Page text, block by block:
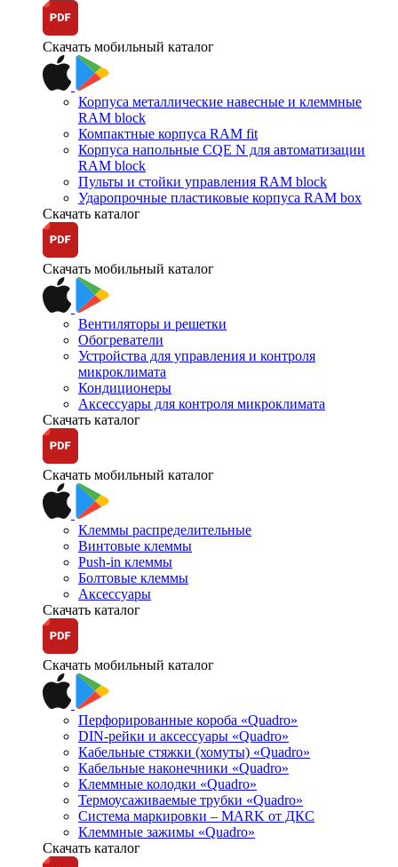
Скачать мобильный каталог
Корпуса металлические навесные и клеммные
RAM block
Компактные корпуса RAM fit
Корпуса напольные CQE N для автоматизации
RAM block
Пульты и стойки управления RAM block
Ударопрочные пластиковые корпуса RAM box
Скачать каталог
Скачать мобильный каталог
Вентиляторы и решетки
Обогреватели
Устройства для управления и контроля
микроклимата
Кондиционеры
Аксессуары для контроля микроклимата
Скачать каталог
Скачать мобильный каталог
Клеммы распределительные
Винтовые клеммы
Push-in клеммы
Болтовые клеммы
Аксессуары
Скачать каталог
Скачать мобильный каталог
Перфорированные короба «Quadro»
DIN-рейки и аксессуары «Quadro»
Кабельные стяжки (хомуты) «Quadro»
Кабельные наконечники «Quadro»
Клеммные колодки «Quadro»
Термоусаживаемые трубки «Quadro»
Система маркировки – MARK от ДКС
Клеммные зажимы «Quadro»
Скачать каталог